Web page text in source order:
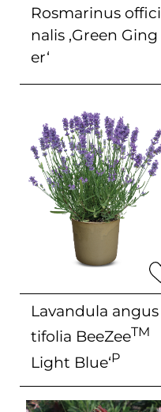
sommer
exclusive
new & exclusive
Stutzen
bei bedarf
ja
nach der blüte
Rosmarinus offici
nalis‚Green Ging
er‘
Lavandula angus
tifolia BeeZeeTM
Light Blue‘P